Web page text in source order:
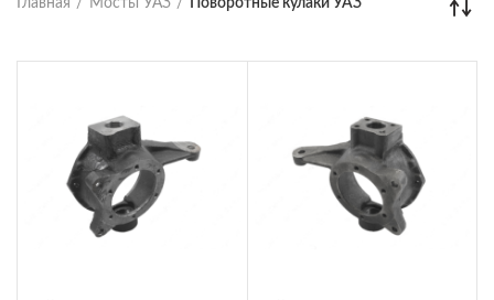
Главная Мосты УАЗ Поворотные кулаки УАЗ